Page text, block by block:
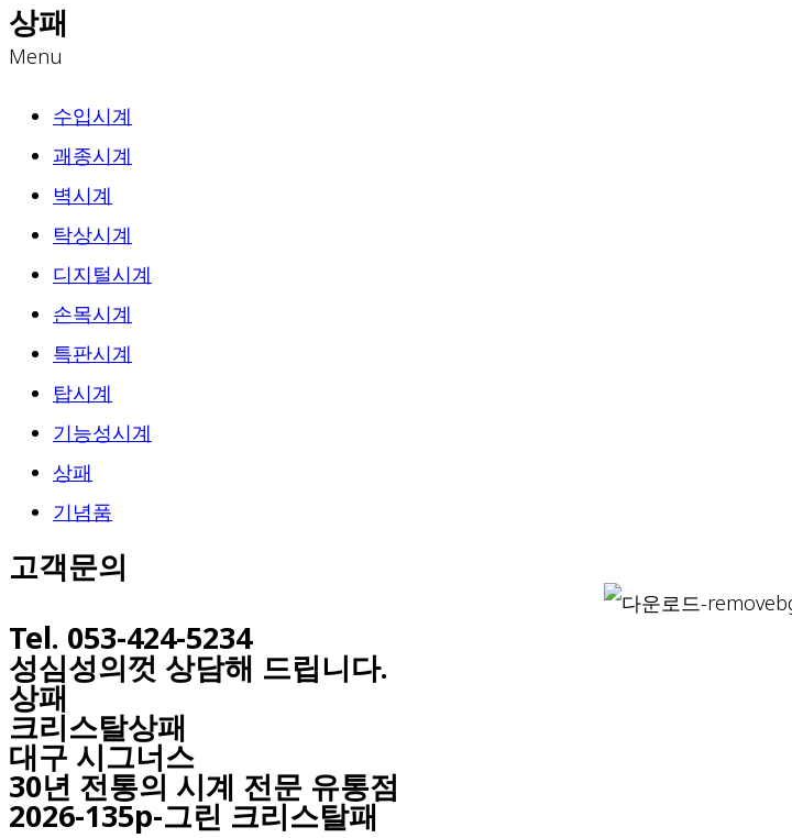
상패
Menu
수입시계
괘종시계
벽시계
탁상시계
디지털시계
손목시계
특판시계
탑시계
기능성시계
상패
기념품
고객문의
Tel. 053-424-5234
성심성의껏 상담해 드립니다.
상패
크리스탈상패
대구 시그너스
30년 전통의 시계 전문 유통점
2026-135p-그린 크리스탈패